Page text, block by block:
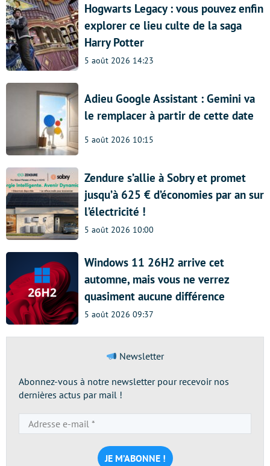
Hogwarts Legacy : vous pouvez enfin
explorer ce lieu culte de la saga
Harry Potter
5 août 2026 14:23
Adieu Google Assistant : Gemini va
le remplacer à partir de cette date
5 août 2026 10:15
Zendure s’allie à Sobry et promet
jusqu’à 625 € d’économies par an sur
l’électricité !
5 août 2026 10:00
Windows 11 26H2 arrive cet
automne, mais vous ne verrez
quasiment aucune différence
5 août 2026 09:37
Newsletter
Abonnez-vous à notre newsletter pour recevoir nos
dernières actus par mail !
e-
mail
*